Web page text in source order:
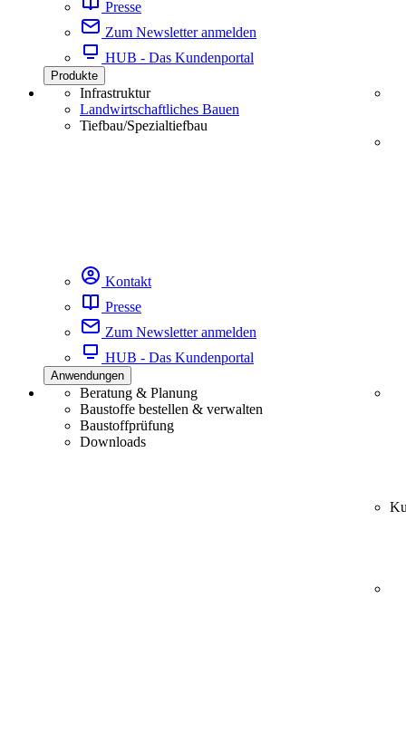
Presse
Zum Newsletter anmelden
HUB - Das Kundenportal
Produkte
Infrastruktur
Landwirtschaftliches Bauen
Tiefbau/Spezialtiefbau
Kontakt
Presse
Zum Newsletter anmelden
HUB - Das Kundenportal
Anwendungen
Beratung & Planung
Baustoffe bestellen & verwalten
Baustoffprüfung
Downloads